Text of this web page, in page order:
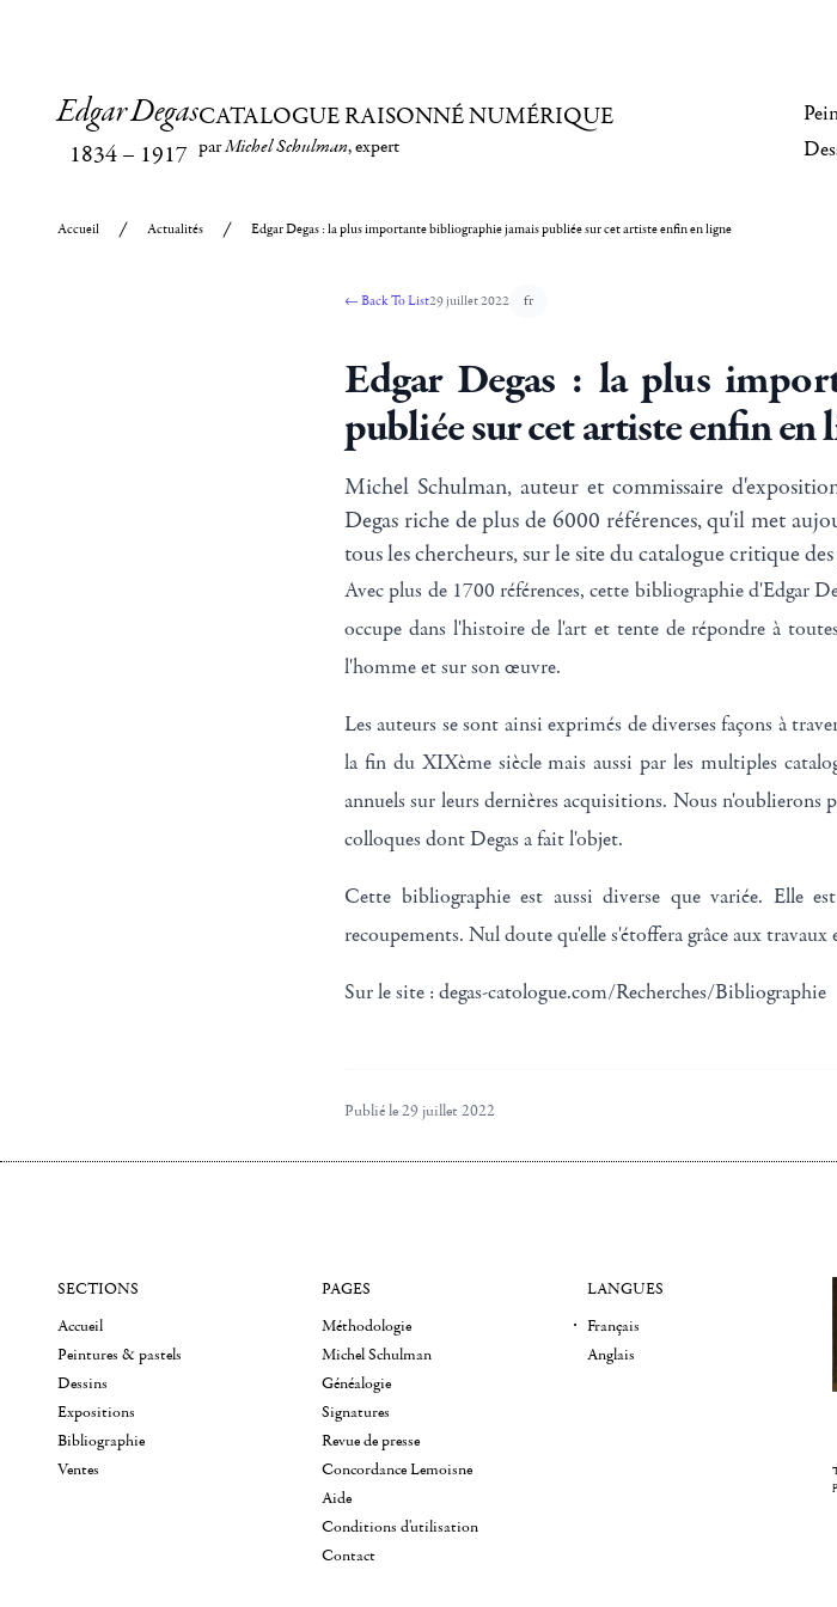
Edgar Degas
1834– 1917
CATALOGUE RAISONNÉ NUMÉRIQUE
parMichel Schulman, expert
Accueil Actualités Edgar Degas : la plus importante bibliographie jamais publiée sur cet artiste enfin en ligne
← Back To List29 juillet 2022 fr
Edgar Degas : la plus
publiée sur cet artiste enfin en
Michel Schulman, auteur et commissaire
Degas riche de plus de 6000 références, qu'il met
tous les chercheurs, sur le site du catalogue critique
Avec plus de 1700 références, cette bibliographie d'Edgar
occupe dans l'histoire de l'art et tente de répondre à
l'homme et sur son œuvre.
Les auteurs se sont ainsi exprimés de diverses façons à
la fin du XIXème siècle mais aussi par les multiples
annuels sur leurs dernières acquisitions. Nous n'oublierons
colloques dont Degas a fait l'objet.
Cette bibliographie est aussi diverse que variée. Elle
recoupements. Nul doute qu'elle s'étoffera grâce aux travaux
Sur le site : degas-catologue.com/Recherches/Bibliographie
Publié le 29 juillet 2022
SECTIONS
Accueil
Peintures & pastels
Dessins
Expositions
Bibliographie
Ventes
PAGES
Méthodologie
Michel Schulman
Généalogie
Signatures
Revue de presse
Concordance Lemoisne
Aide
Conditions d'utilisation
Contact
LANGUES
Français
Anglais